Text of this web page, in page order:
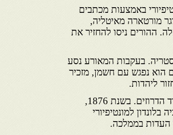
– 1840 – התערב מונטיפיורי באמצעות מכתבים
היהודי אדגר מורטארה מאיטליה,
ההורים ניסו להחזיר את
בעקבות המאורע נסע
הוא נפגש עם חשמן, מזכיר
ליהדות.
בשנת 1860 הוא התערב כשנטבחו נוצרים בסוריה בעת מרד הדרוזים. בשנת 1876,
למונטיפיורי
העדות בממלכה.